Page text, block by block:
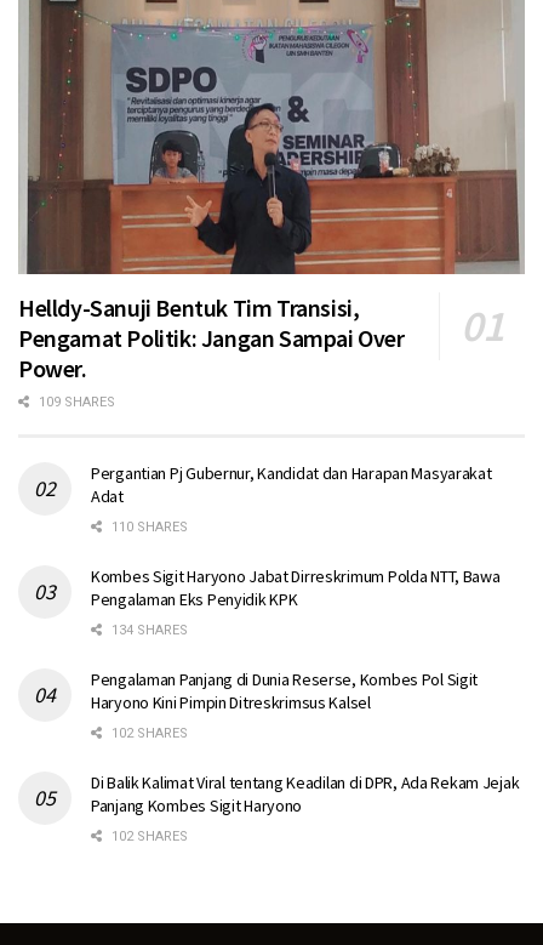
Helldy-Sanuji Bentuk Tim Transisi,
Pengamat Politik: Jangan Sampai Over
Power.
109 SHARES
Pergantian Pj Gubernur, Kandidat dan Harapan Masyarakat
Adat
110 SHARES
Kombes Sigit Haryono Jabat Dirreskrimum Polda NTT, Bawa
Pengalaman Eks Penyidik KPK
134 SHARES
Pengalaman Panjang di Dunia Reserse, Kombes Pol Sigit
Haryono Kini Pimpin Ditreskrimsus Kalsel
102 SHARES
Di Balik Kalimat Viral tentang Keadilan di DPR, Ada Rekam Jejak
Panjang Kombes Sigit Haryono
102 SHARES